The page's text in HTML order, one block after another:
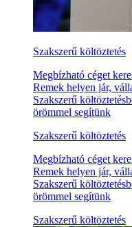
Szakszerű költöztetés
Megbízható céget
Remek helyen jár,
Szakszerű
örömmel segítünk
Szakszerű költöztetés
Megbízható céget
Remek helyen jár,
Szakszerű
örömmel segítünk
Szakszerű költöztetés